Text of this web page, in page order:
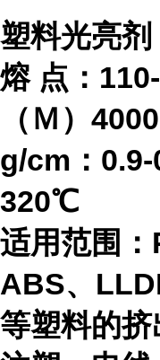
塑料光亮剂
熔 点：
（Ｍ）
g/cm：0.9-
320℃
适用范围：
ABS、
等塑料的挤